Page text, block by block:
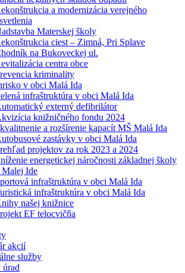
a modernizácia verejného
Materskej školy
ciest – Zimná, Pri Splave
na Bukoveckej ul.
centra obce
kriminality
v obci Malá Ida
infraštruktúra v obci Malá Ida
externý defibrilátor
knižničného fondu 2024
a rozšírenie kapacít MŠ Malá Ida
zastávky v obci Malá Ida
projektov za rok 2023 a 2024
energetickej náročnosti základnej školy
Ide
infraštruktúra v obci Malá Ida
infraštruktúra v obci Malá Ida
našej knižnice
EF telocvičňa
akcií
služby
úrad